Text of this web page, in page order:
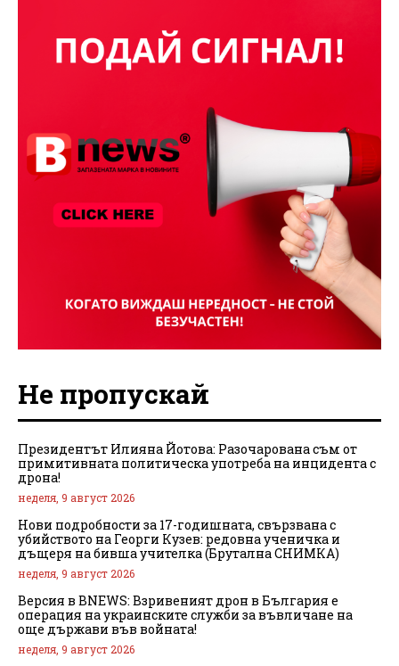
Не пропускай
Президентът Илияна Йотова: Разочарована съм от
примитивната политическа употреба на инцидента с
дрона!
неделя, 9 август 2026
Нови подробности за 17-годишната, свързвана с
убийството на Георги Кузев: редовна ученичка и
дъщеря на бивша учителка (Брутална СНИМКА)
неделя, 9 август 2026
Версия в BNEWS: Взривеният дрон в България е
операция на украинските служби за въвличане на
още държави във войната!
неделя, 9 август 2026